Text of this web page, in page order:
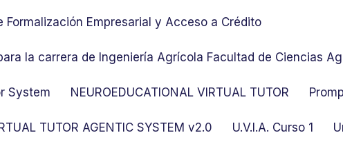
Formalización Empresarial y Acceso a Crédito
la carrera de Ingeniería Agrícola Facultad de Ciencias
System NEUROEDUCATIONAL VIRTUAL TUTOR
TUTOR AGENTIC SYSTEM v2.0 U.V.I.A. Curso 1